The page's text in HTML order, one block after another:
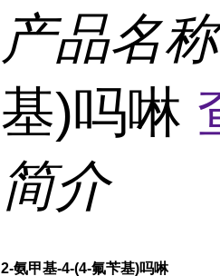
产品名称
基)吗啉
简介
2-氨甲基-4-(4-氟苄基)吗啉